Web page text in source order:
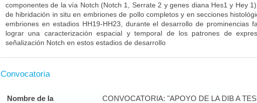
componentes de la vía Notch (Notch 1, Serrate 2 y genes diana Hes1 y Hey
de hibridación in situ en embriones de pollo completos y en secciones
embriones en estadios HH19-HH23, durante el desarrollo de prominencias
lograr una caracterización espacial y temporal de los patrones de
señalización Notch en estos estadios de desarrollo
Convocatoria
Nombre de la
CONVOCATORIA: "APOYO DE LA DIB A